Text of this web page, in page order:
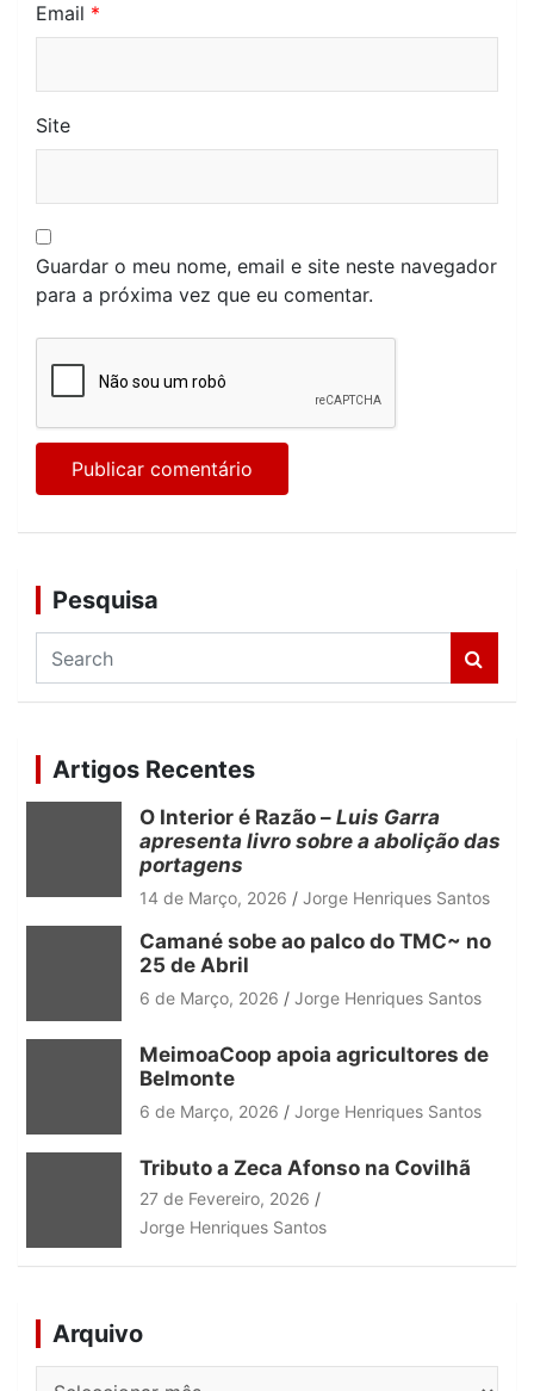
Email *
Site
Guardar o meu nome, email e site neste navegador
para a próxima vez que eu comentar.
Pesquisa
a
c
h
Artigos Recentes
O Interior é Razão – Luis Garra
apresenta livro sobre a abolição das
portagens
14 de Março, 2026 Jorge Henriques Santos
Camané sobe ao palco do TMC~ no
25 de Abril
6 de Março, 2026 Jorge Henriques Santos
MeimoaCoop apoia agricultores de
Belmonte
6 de Março, 2026 Jorge Henriques Santos
Tributo a Zeca Afonso na Covilhã
27 de Fevereiro, 2026
Jorge Henriques Santos
Arquivo
Arquivo